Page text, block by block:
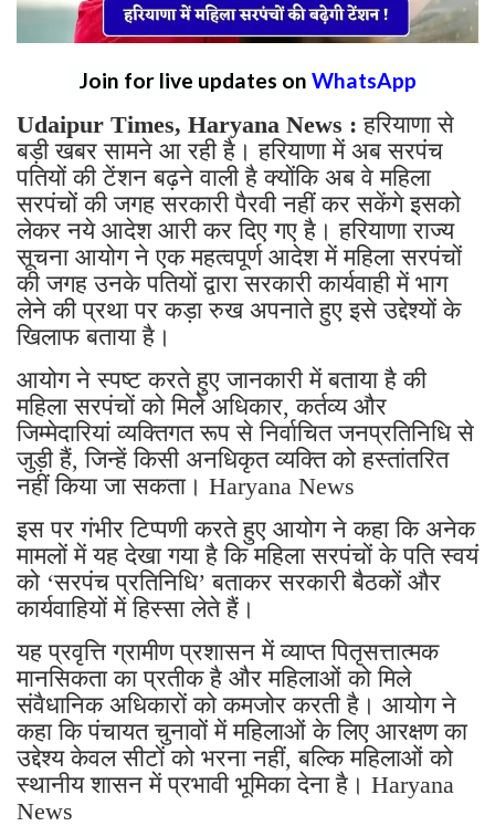
Join for live updates on WhatsApp
Udaipur Times, Haryana News :हरियाणा से
बड़ी खबर सामने आ रही है। हरियाणा में अब सरपंच
पतियों की टेंशन बढ़ने वाली है क्योंकि अब वे महिला
सरपंचों की जगह सरकारी पैरवी नहीं कर सकेंगे इसको
लेकर नये आदेश आरी कर दिए गए है। हरियाणा राज्य
सूचना आयोग ने एक महत्वपूर्ण आदेश में महिला सरपंचों
की जगह उनके पतियों द्वारा सरकारी कार्यवाही में भाग
लेने की प्रथा पर कड़ा रुख अपनाते हुए इसे उद्देश्यों के
खिलाफ बताया है।
आयोग ने स्पष्ट करते हुए जानकारी में बताया है की
महिला सरपंचों को मिले अधिकार, कर्तव्य और
जिम्मेदारियां व्यक्तिगत रूप से निर्वाचित जनप्रतिनिधि से
जुड़ी हैं, जिन्हें किसी अनधिकृत व्यक्ति को हस्तांतरित
नहीं किया जा सकता। Haryana News
इस पर गंभीर टिप्पणी करते हुए आयोग ने कहा कि अनेक
मामलों में यह देखा गया है कि महिला सरपंचों के पति स्वयं
को ‘सरपंच प्रतिनिधि’ बताकर सरकारी बैठकों और
कार्यवाहियों में हिस्सा लेते हैं।
यह प्रवृत्ति ग्रामीण प्रशासन में व्याप्त पितृसत्तात्मक
मानसिकता का प्रतीक है और महिलाओं को मिले
संवैधानिक अधिकारों को कमजोर करती है। आयोग ने
कहा कि पंचायत चुनावों में महिलाओं के लिए आरक्षण का
उद्देश्य केवल सीटों को भरना नहीं, बल्कि महिलाओं को
स्थानीय शासन में प्रभावी भूमिका देना है। Haryana
News